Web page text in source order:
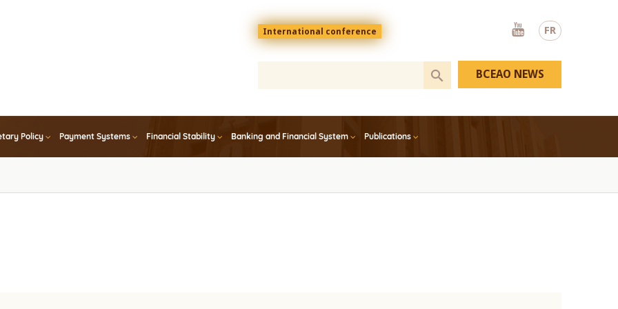
FR
Menu
top
En
International conference
Youtube
Policy Payment Systems Financial Stability Banking and Financial System Publications
BCEAO NEWS